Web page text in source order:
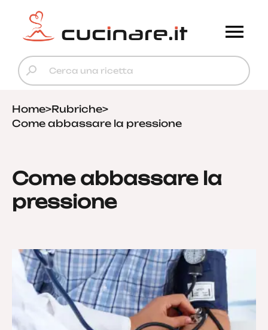
Home>Rubriche>
Come abbassare la pressione
Come abbassare la
pressione